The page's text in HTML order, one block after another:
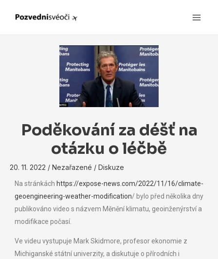
Poděkování za déšť na
otázku o léčbě
20. 11. 2022 / Nezařazené / Diskuze
Na stránkách https://expose-news.com/2022/11/16/climate-
geoengineering-weather-modification/ bylo před několika dny
publikováno video s názvem Měnění klimatu, geoinženýrství a
modifikace počasí.
Ve videu vystupuje Mark Skidmore, profesor ekonomie z
Michiganské státní univerzity, a diskutuje o přírodních i